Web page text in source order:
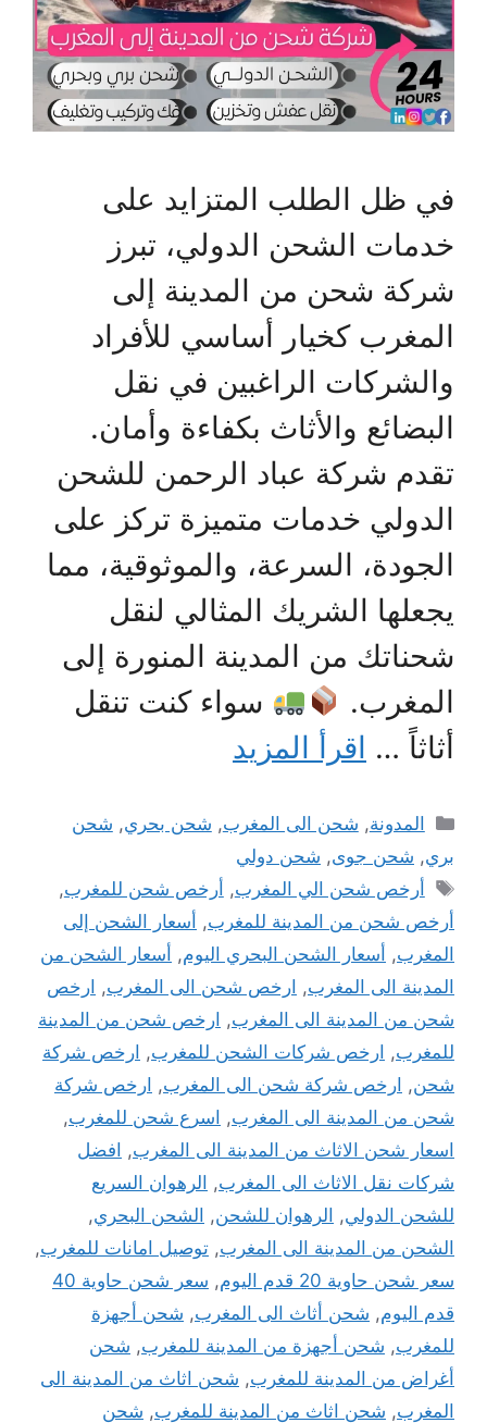
في ظل الطلب المتزايد على
خدمات الشحن الدولي، تبرز
شركة شحن من المدينة إلى
المغرب كخيار أساسي للأفراد
والشركات الراغبين في نقل
البضائع والأثاث بكفاءة وأمان.
تقدم شركة عباد الرحمن للشحن
الدولي خدمات متميزة تركز على
الجودة، السرعة، والموثوقية، مما
يجعلها الشريك المثالي لنقل
شحناتك من المدينة المنورة إلى
المغرب.
سواء كنت تنقل
أثاثاً … اقرأ المزيد
التصنيفات
المدونة, شحن الى المغرب, شحن بحري, شحن
بري, شحن جوى, شحن دولي
الوسوم
أرخص شحن الي المغرب, أرخص شحن للمغرب,
أرخص شحن من المدينة للمغرب, أسعار الشحن إلى
المغرب, أسعار الشحن البحري اليوم, أسعار الشحن من
المدينة الى المغرب, ارخص شحن الى المغرب, ارخص
شحن من المدينة الى المغرب, ارخص شحن من المدينة
للمغرب, ارخص شركات الشحن للمغرب, ارخص شركة
شحن, ارخص شركة شحن الى المغرب, ارخص شركة
شحن من المدينة الى المغرب, اسرع شحن للمغرب,
اسعار شحن الاثاث من المدينة الى المغرب, افضل
شركات نقل الاثاث الى المغرب, الرهوان السريع
للشحن الدولي, الرهوان للشحن, الشحن البحري,
الشحن من المدينة الى المغرب, توصيل امانات للمغرب,
سعر شحن حاوية 20 قدم اليوم
,
سعر شحن حاوية 40
قدم اليوم, شحن أثاث الى المغرب, شحن أجهزة
للمغرب, شحن أجهزة من المدينة للمغرب, شحن
أغراض من المدينة للمغرب, شحن اثاث من المدينة الى
المغرب, شحن اثاث من المدينة للمغرب, شحن